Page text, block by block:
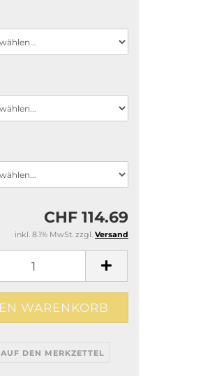
CHF 114.69
inkl. 8.1% MwSt. zzgl. Versand
AUF DEN MERKZETTEL